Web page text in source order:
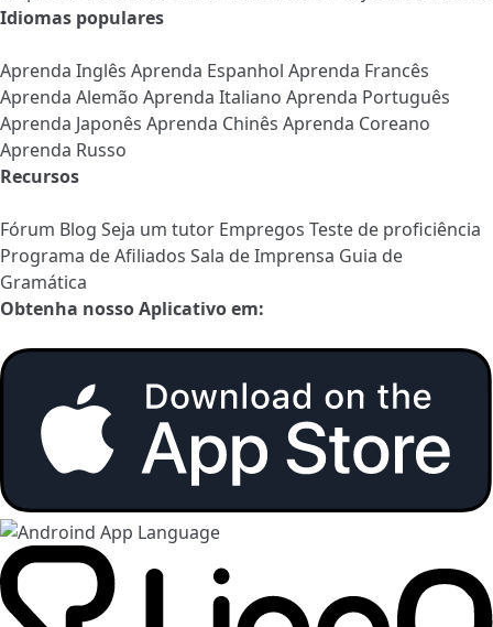
Idiomas populares
Aprenda Inglês Aprenda Espanhol Aprenda Francês
Aprenda Alemão Aprenda Italiano Aprenda Português
Aprenda Japonês Aprenda Chinês Aprenda Coreano
Aprenda Russo
Recursos
Fórum Blog Seja um tutor Empregos Teste de proficiência
Programa de Afiliados Sala de Imprensa Guia de
Gramática
Obtenha nosso Aplicativo em: